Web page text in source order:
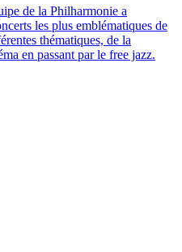
de la Philharmonie a
les plus emblématiques de
thématiques, de la
en passant par le free jazz.